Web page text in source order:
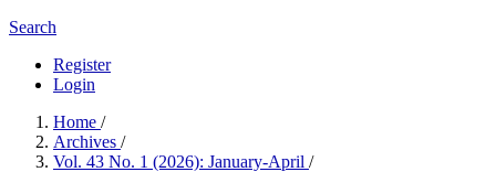
Search
Register
Login
Home /
Archives /
Vol. 43 No. 1 (2026): January-April /